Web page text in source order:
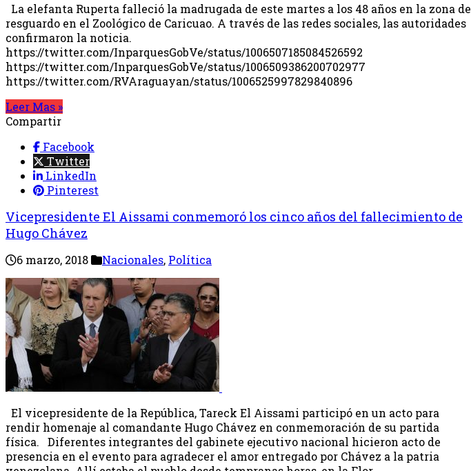
La elefanta Ruperta falleció la madrugada de este martes a los 48 años en la zona de
resguardo en el Zoológico de Caricuao. A través de las redes sociales, las autoridades
confirmaron la noticia.
https://twitter.com/InparquesGobVe/status/1006507185084526592
https://twitter.com/InparquesGobVe/status/1006509386200702977
https://twitter.com/RVAraguayan/status/1006525997829840896
Leer Mas »
Compartir
Facebook
Twitter
LinkedIn
Pinterest
Vicepresidente El Aissami conmemoró los cinco años del fallecimiento de
Hugo Chávez
6 marzo, 2018 Nacionales, Política
El vicepresidente de la República, Tareck El Aissami participó en un acto para
rendir homenaje al comandante Hugo Chávez en conmemoración de su partida
física. Diferentes integrantes del gabinete ejecutivo nacional hicieron acto de
presencia en el evento para agradecer el amor entregado por Chávez a la patria